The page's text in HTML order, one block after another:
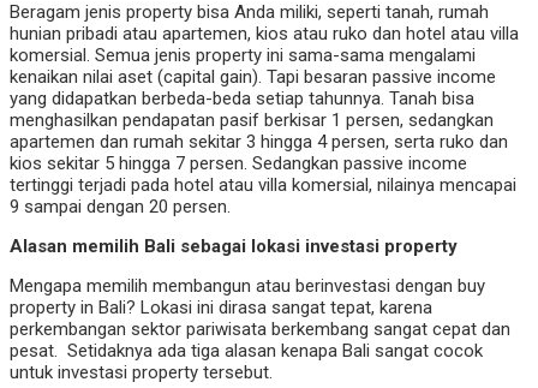
Beragam jenis property bisa Anda miliki, seperti tanah, rumah
hunian pribadi atau apartemen, kios atau ruko dan hotel atau villa
komersial. Semua jenis property ini sama-sama mengalami
kenaikan nilai aset (capital gain). Tapi besaran passive income
yang didapatkan berbeda-beda setiap tahunnya. Tanah bisa
menghasilkan pendapatan pasif berkisar 1 persen, sedangkan
apartemen dan rumah sekitar 3 hingga 4 persen, serta ruko dan
kios sekitar 5 hingga 7 persen. Sedangkan passive income
tertinggi terjadi pada hotel atau villa komersial, nilainya mencapai
9 sampai dengan 20 persen.
Alasan memilih Bali sebagai lokasi investasi property
Mengapa memilih membangun atau berinvestasi dengan buy
property in Bali? Lokasi ini dirasa sangat tepat, karena
perkembangan sektor pariwisata berkembang sangat cepat dan
pesat. Setidaknya ada tiga alasan kenapa Bali sangat cocok
untuk investasi property tersebut.